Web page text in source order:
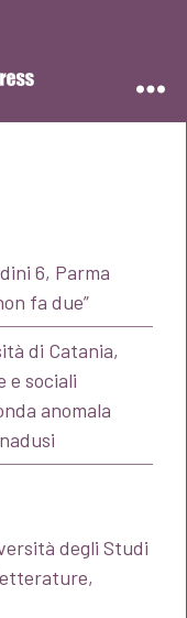
6, Parma
fa due”
di Catania,
e sociali
anomala
degli Studi